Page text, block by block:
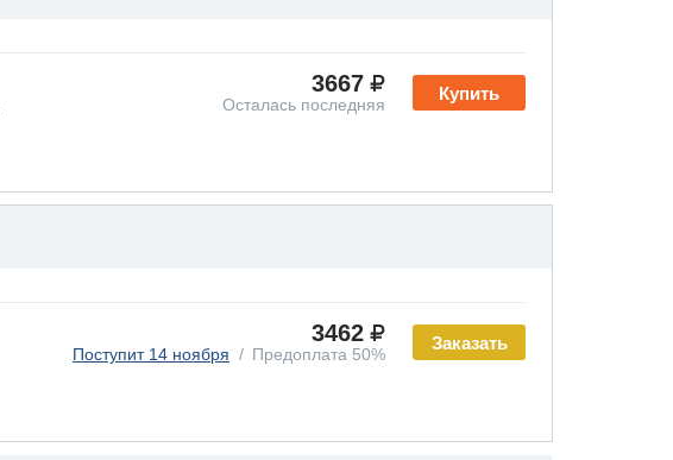
Купить
3667
Осталась последняя
Заказать
3462
Поступит 14 ноября Предоплата 50%